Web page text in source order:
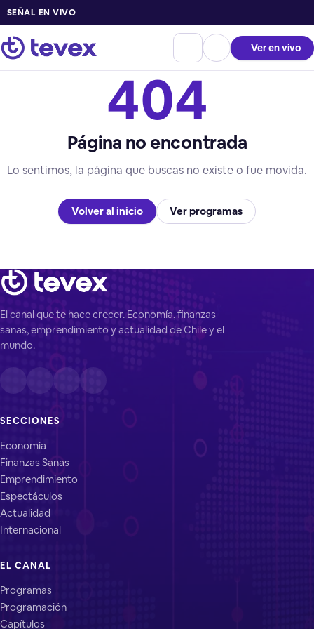
SEÑAL EN VIVO
Ver en vivo
404
Página no encontrada
Lo sentimos, la página que buscas no existe o fue movida.
Volver al inicio Ver programas
El canal que te hace crecer. Economía, finanzas
sanas, emprendimiento y actualidad de Chile y el
mundo.
SECCIONES
Economía
Finanzas Sanas
Emprendimiento
Espectáculos
Actualidad
Internacional
EL CANAL
Programas
Programación
Capítulos